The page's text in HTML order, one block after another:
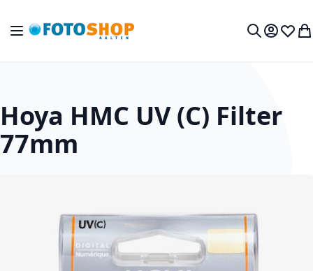
Toggle Nav
Mijn
Hoya HMC UV (C) Filter
77mm